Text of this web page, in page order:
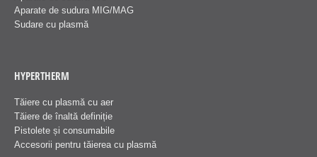
Aparate de sudura MIG/MAG
Sudare cu plasmă
HYPERTHERM
Tăiere cu plasmă cu aer
Tăiere de înaltă definiție
Pistolete și consumabile
Accesorii pentru tăierea cu plasmă